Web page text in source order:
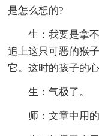
是怎么想的?
生：我要是拿不
追上这只可恶的猴
它。这时的孩子的
生：气极了。
师：文章中用的